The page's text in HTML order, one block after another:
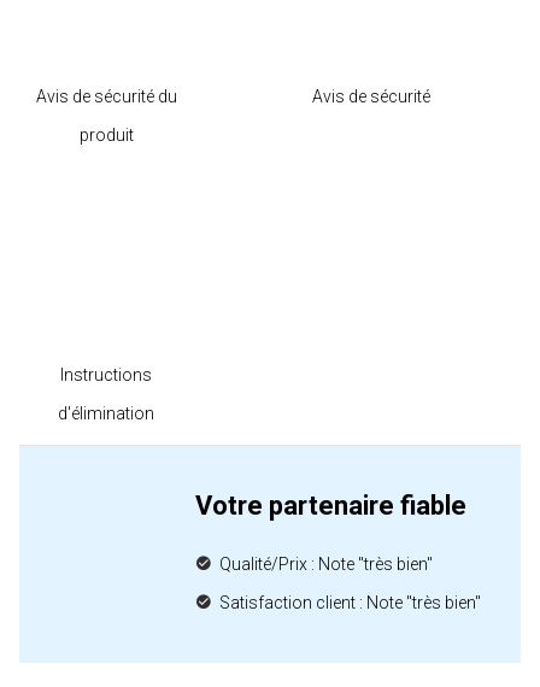
Avis de sécurité du
produit
Avis de sécurité
Instructions
d'élimination
Votre partenaire fiable
Qualité/Prix : Note "très bien"
Satisfaction client : Note "très bien"